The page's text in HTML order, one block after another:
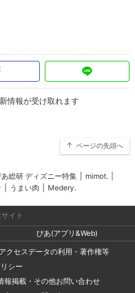
情報が受け取れます
ページの先頭へ
総研 ディズニー特集 mimot.
うまい肉 Medery.
イト
ぴあ(アプリ&Web)
アクセスデータの利用・著作権等
シー
報掲載・その他お問い合わせ